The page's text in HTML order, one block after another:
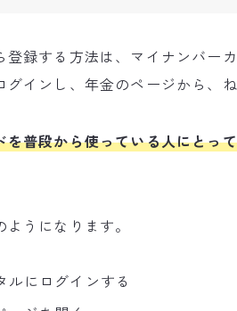
録する方法は、マイナンバー
インし、年金のページから、
を普段から使っている人にとっ
うになります。
ルにログインする